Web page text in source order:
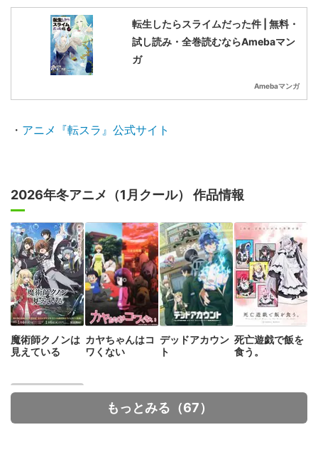
転生したらスライムだった件 | 無料・
試し読み・全巻読むならAmebaマン
ガ
Amebaマンガ
・ アニメ『転スラ』公式サイト
2026年冬アニメ（1月クール） 作品情報
魔術師クノンは
見えている
カヤちゃんはコ
ワくない
デッドアカウン
ト
死亡遊戯で飯を
食う。
もっとみる（67）